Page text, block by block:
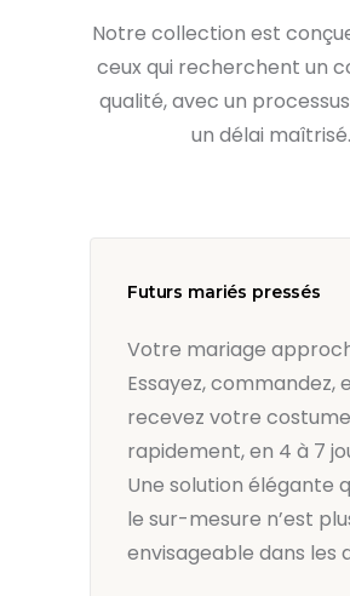
Notre collection est
ceux qui recherchent un
qualité, avec un
un délai maîtrisé.
Futurs mariés pressés
Votre mariage
Essayez, commandez,
recevez votre costume
rapidement, en 4 à 7
Une solution élégante
le sur-mesure n’est
envisageable dans les